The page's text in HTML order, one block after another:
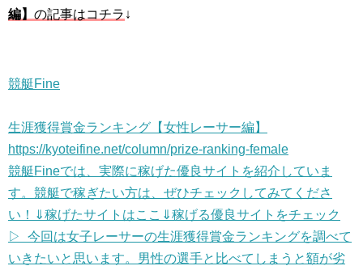
編】 の記事はコチラ ↓
競艇Fine
生涯獲得賞金ランキング【女性レーサー編】
https://kyoteifine.net/column/prize-ranking-female
競艇Fineでは、実際に稼げた優良サイトを紹介していま
す。競艇で稼ぎたい方は、ぜひチェックしてみてくださ
い！⇓稼げたサイトはここ⇓稼げる優良サイトをチェック
▷ 今回は女子レーサーの生涯獲得賞金ランキングを調べて
いきたいと思います。男性の選手と比べてしまうと額が劣